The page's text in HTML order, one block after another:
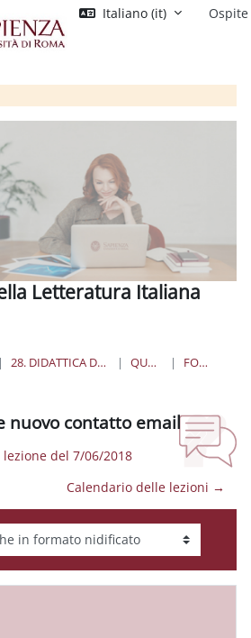
Italiano ‎(it)‎ Ospite
Letteratura Italiana
28. DIDATTICA DELLA LETTERATURA ITALIANA QUANDO E DOVE FORUM NEWS
nuovo contatto email
del 7/06/2018
Calendario delle lezioni →